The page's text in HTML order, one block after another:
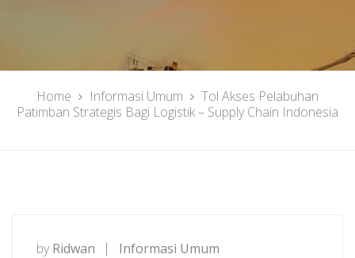
Home Informasi Umum
Tol Akses Pelabuhan
Patimban Strategis Bagi Logistik – Supply Chain Indonesia
by Ridwan Informasi Umum